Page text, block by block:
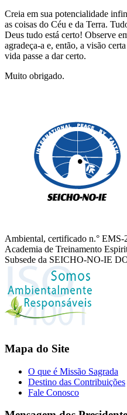
Creia em sua potencialidade
as coisas do Céu e da Terra.
Deus tudo está certo! Observe
agradeça-a e, então, a visão
vida passe a dar certo.
Muito obrigado.
Ambiental, certificado n.° EMS-
Academia de Treinamento
Subsede da SEICHO-NO-IE
Mapa do Site
O que é Missão Sagrada
Destino das Contribuições
Fale Conosco